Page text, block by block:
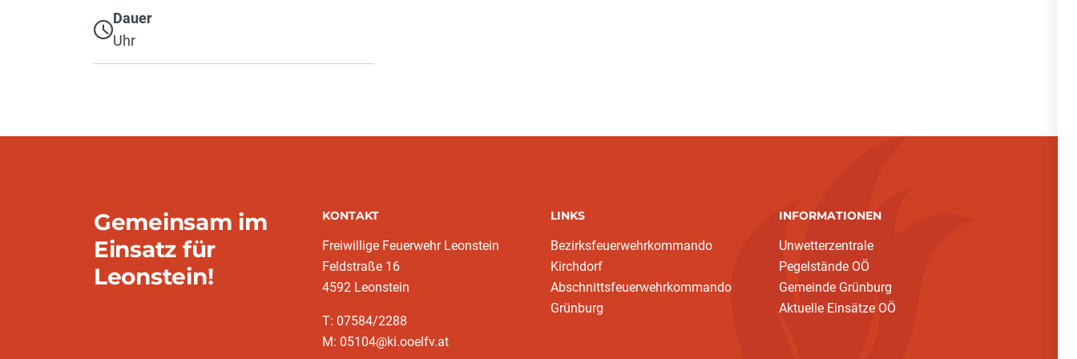
Dauer
Uhr
Gemeinsam im
Einsatz für
Leonstein!
KONTAKT
Freiwillige Feuerwehr Leonstein
Feldstraße 16
4592 Leonstein
T: 07584/2288
M: 05104@ki.ooelfv.at
LINKS
Bezirksfeuerwehrkommando
Kirchdorf
Abschnittsfeuerwehrkommando
Grünburg
INFORMATIONEN
Unwetterzentrale
Pegelstände OÖ
Gemeinde Grünburg
Aktuelle Einsätze OÖ